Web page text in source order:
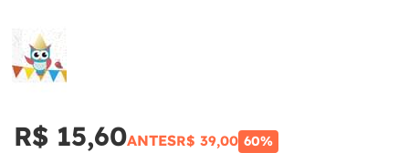
R$ 15,60ANTESR$ 39,00 60%